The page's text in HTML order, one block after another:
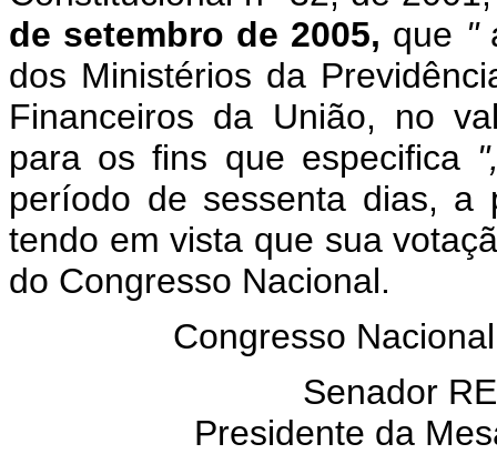
de setembro de 2005, que "
dos Ministérios da
Financeiros da União, no
para os fins que especifica
período de sessenta dias,
tendo em vista que sua
do Congresso Nacional.
Congresso
Senador
Presidente da